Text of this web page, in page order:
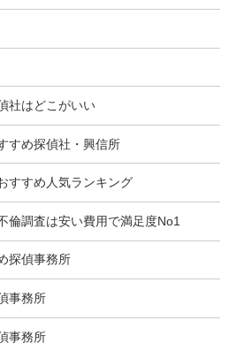
）
合
社はどこがいい
すめ探偵社・興信所
すすめ人気ランキング
倫調査は安い費用で満足度No1
探偵事務所
事務所
事務所